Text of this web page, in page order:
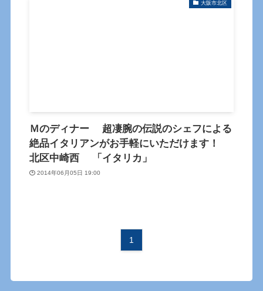
大阪市北区
Ｍのディナー 超凄腕の伝説のシェフによる
絶品イタリアンがお手軽にいただけます！
北区中崎西 「イタリカ」
2014年06月05日 19:00
1